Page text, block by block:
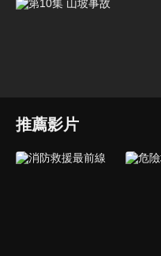
推薦影片